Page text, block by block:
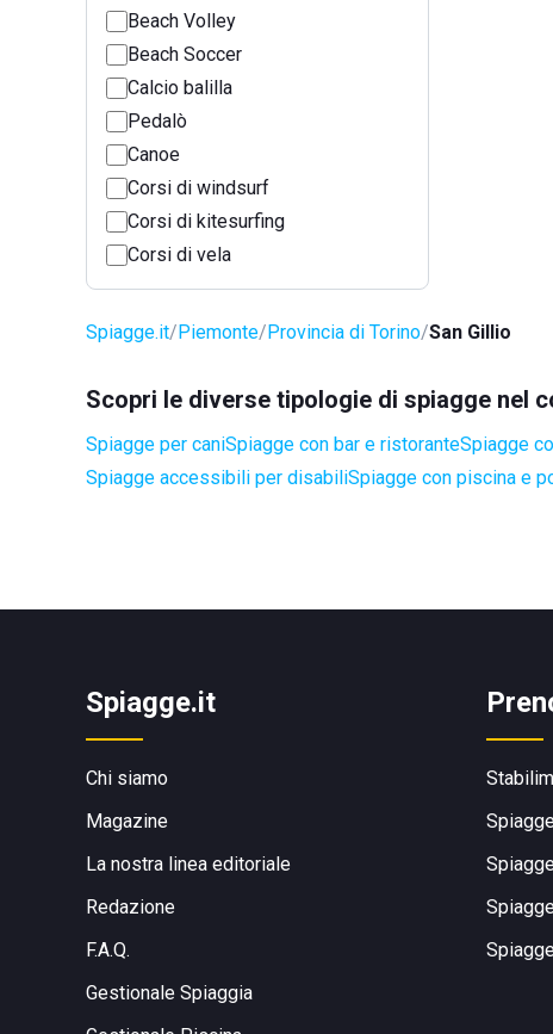
Beach Volley
Beach Soccer
Calcio balilla
Pedalò
Canoe
Corsi di windsurf
Corsi di kitesurfing
Corsi di vela
Spiagge.it Piemonte Provincia di Torino San Gillio
Scopri le diverse tipologie di spiagge nel
Spiagge per caniSpiagge con bar e ristoranteSpiagge
Spiagge accessibili per disabiliSpiagge con piscina e
Spiagge.it
Chi siamo
Magazine
La nostra linea editoriale
Redazione
F.A.Q.
Gestionale Spiaggia